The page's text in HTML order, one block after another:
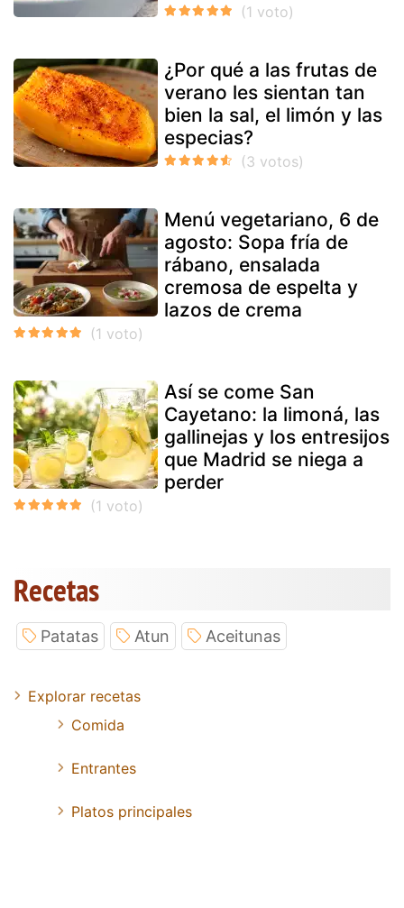
¿Por qué a las frutas de
verano les sientan tan
bien la sal, el limón y las
especias?
Menú vegetariano, 6 de
agosto: Sopa fría de
rábano, ensalada
cremosa de espelta y
lazos de crema
Así se come San
Cayetano: la limoná, las
gallinejas y los entresijos
que Madrid se niega a
perder
Recetas
Patatas Atun Aceitunas
Explorar recetas
Comida
Entrantes
Platos principales